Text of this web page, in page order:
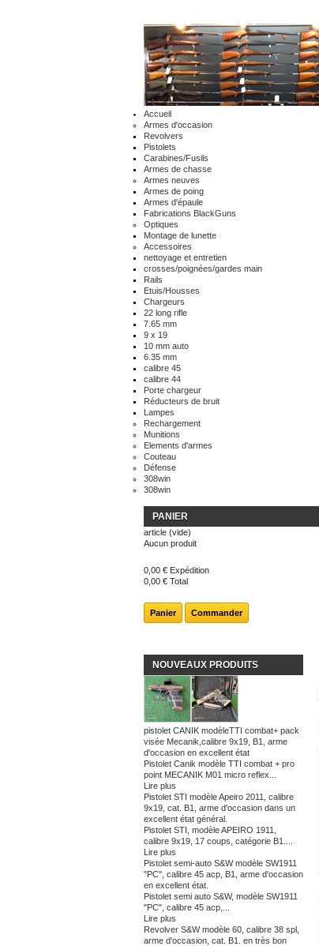
Accueil
Armes d'occasion
Revolvers
Pistolets
Carabines/Fusils
Armes de chasse
Armes neuves
Armes de poing
Armes d'épaule
Fabrications BlackGuns
Optiques
Montage de lunette
Accessoires
nettoyage et entretien
crosses/poignées/gardes main
Rails
Etuis/Housses
Chargeurs
22 long rifle
7.65 mm
9 x 19
10 mm auto
6.35 mm
calibre 45
calibre 44
Porte chargeur
Réducteurs de bruit
Lampes
Rechargement
Munitions
Elements d'armes
Couteau
Défense
308win
308win
PANIER
article (vide)
Aucun produit
0,00 € Expédition
0,00 € Total
Panier Commander
NOUVEAUX PRODUITS
pistolet CANIK modèleTTI combat+ pack
visée Mecanik,calibre 9x19, B1, arme
d'occasion en excellent état
Pistolet Canik modèle TTI combat + pro
point MECANIK M01 micro reflex...
Lire plus
Pistolet STI modèle Apeiro 2011, calibre
9x19, cat. B1, arme d'occasion dans un
excellent état général.
Pistolet STI, modèle APEIRO 1911,
calibre 9x19, 17 coups, catégorie B1....
Lire plus
Pistolet semi-auto S&W modèle SW1911
"PC", calibre 45 acp, B1, arme d'occasion
en excellent état.
Pistolet semi auto S&W, modèle SW1911
"PC", calibre 45 acp,...
Lire plus
Revolver S&W modèle 60, calibre 38 spl,
arme d'occasion, cat. B1. en très bon